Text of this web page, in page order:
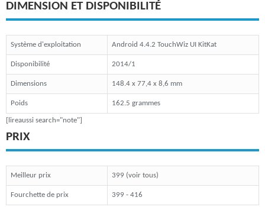
DIMENSION ET DISPONIBILITÉ
Système d'exploitation Android 4.4.2 TouchWiz UI KitKat
Disponibilité 2014/1
Dimensions 148.4 x 77,4 x 8,6 mm
Poids 162.5 grammes
[lireaussi search="note"]
PRIX
Meilleur prix 399 (voir tous)
Fourchette de prix 399 - 416